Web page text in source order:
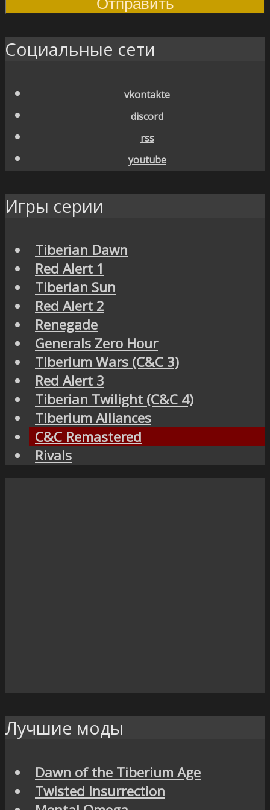
Социальные сети
vkontakte
discord
rss
youtube
Игры серии
Tiberian Dawn
Red Alert 1
Tiberian Sun
Red Alert 2
Renegade
Generals Zero Hour
Tiberium Wars (C&C 3)
Red Alert 3
Tiberian Twilight (C&C 4)
Tiberium Alliances
C&C Remastered
Rivals
Лучшие моды
Dawn of the Tiberium Age
Twisted Insurrection